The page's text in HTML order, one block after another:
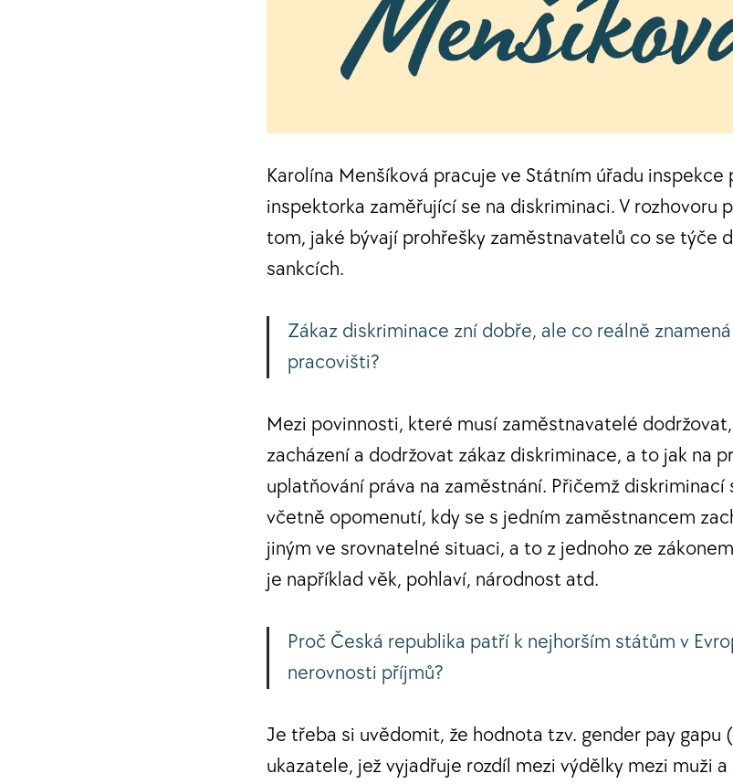
Karolína Menšíková pracuje ve Státním úřadu
inspektorka zaměřující se na diskriminaci. V rozhovoru
tom, jaké bývají prohřešky zaměstnavatelů co se týče
sankcích.
Zákaz diskriminace zní dobře, ale co reálně
pracovišti?
Mezi povinnosti, které musí zaměstnavatelé
zacházení a dodržovat zákaz diskriminace, a to jak na
uplatňování práva na zaměstnání. Přičemž
včetně opomenutí, kdy se s jedním zaměstnancem
jiným ve srovnatelné situaci, a to z jednoho ze
je například věk, pohlaví, národnost atd.
Proč Česká republika patří k nejhorším státům v
nerovnosti příjmů?
Je třeba si uvědomit, že hodnota tzv. gender pay gapu
ukazatele, jež vyjadřuje rozdíl mezi výdělky mezi muži